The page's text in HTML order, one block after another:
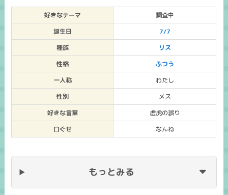
好きなテーマ
調査中
誕生日
7/7
種族
リス
性格
ふつう
一人称
わたし
性別
メス
好きな言葉
虚虎の誤り
口ぐせ
なんね
もっとみる